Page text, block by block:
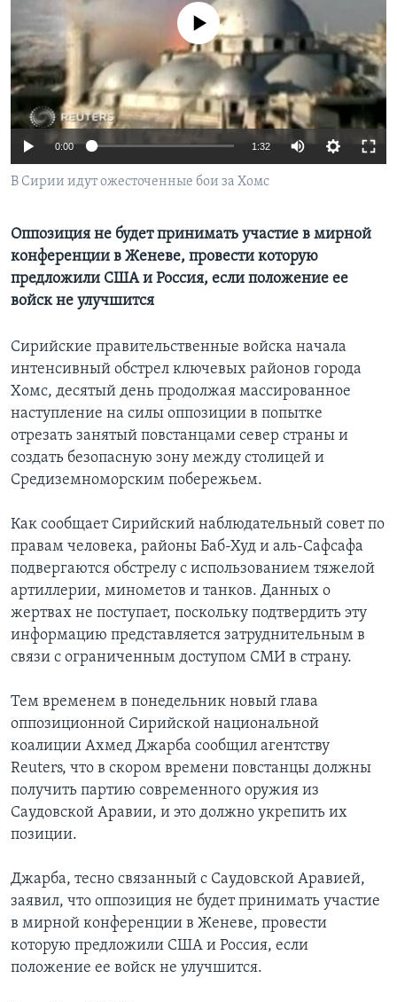
Learning English
СОЦИАЛЬНЫЕ СЕТИ
Языки
No media source currently available
0:00 1:32
В Сирии идут ожесточенные бои за Хомс
Оппозиция не будет принимать участие в мирной
конференции в Женеве, провести которую
предложили США и Россия, если положение ее
войск не улучшится
Сирийские правительственные войска начала
интенсивный обстрел ключевых районов города
Хомс, десятый день продолжая массированное
наступление на силы оппозиции в попытке
отрезать занятый повстанцами север страны и
создать безопасную зону между столицей и
Средиземноморским побережьем.
Как сообщает Сирийский наблюдательный совет по
правам человека, районы Баб-Худ и аль-Сафсафа
подвергаются обстрелу с использованием тяжелой
артиллерии, минометов и танков. Данных о
жертвах не поступает, поскольку подтвердить эту
информацию представляется затруднительным в
связи с ограниченным доступом СМИ в страну.
Тем временем в понедельник новый глава
оппозиционной Сирийской национальной
коалиции Ахмед Джарба сообщил агентству
Reuters, что в скором времени повстанцы должны
получить партию современного оружия из
Саудовской Аравии, и это должно укрепить их
позиции.
Джарба, тесно связанный с Саудовской Аравией,
заявил, что оппозиция не будет принимать участие
в мирной конференции в Женеве, провести
которую предложили США и Россия, если
положение ее войск не улучшится.